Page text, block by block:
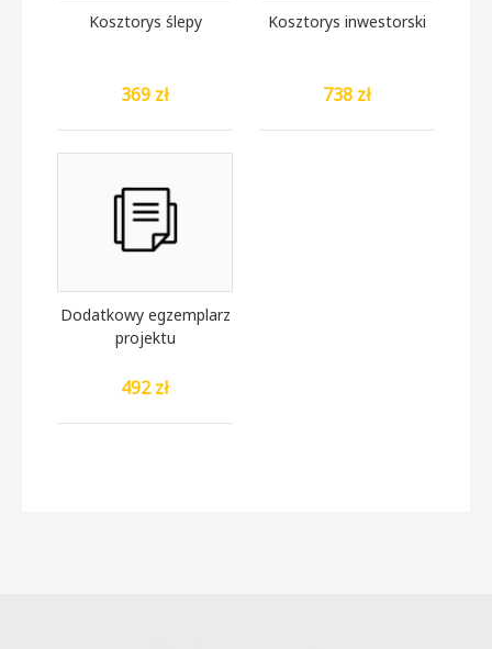
Kosztorys ślepy
369 zł
Kosztorys inwestorski
738 zł
Dodatkowy egzemplarz
projektu
492 zł